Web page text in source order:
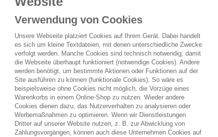
Verwendung von Cookies
Unsere Webseite platziert Cookies auf Ihrem Gerät. Dabei handelt
es sich um kleine Textdateien, mit denen unterschiedliche Zwecke
verfolgt werden. Manche Cookies sind technisch notwendig, damit
die Webseite überhaupt funktioniert (notwendige Cookies). Andere
werden benötigt, um bestimmte Aktionen oder Funktionen auf der
Site ausführen zu können (funktionale Cookies). So wäre es
beispielsweise ohne Cookies nicht möglich, die Vorzüge eines
Warenkorbs in einem Online-Shop zu nutzen. Wieder andere
Cookies dienen dazu, das Nutzerverhalten zu analysieren oder
Werbemaßnahmen zu optimieren. Wenn wir Dienstleistungen
Dritter auf unserer Website nutzen, z. B. zur Abwicklung von
Zahlungsvorgängen, können auch diese Unternehmen Cookies auf